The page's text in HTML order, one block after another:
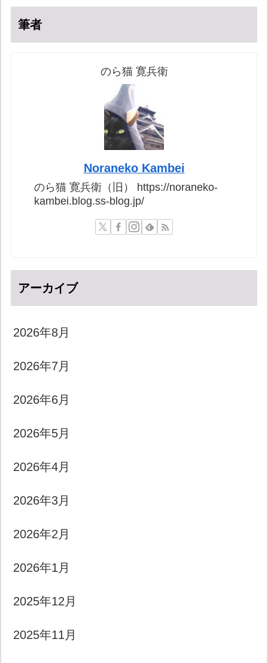
筆者
のら猫 寛兵衛
Noraneko Kambei
のら猫 寛兵衛（旧） https://noraneko-
kambei.blog.ss-blog.jp/
アーカイブ
2026年8月
2026年7月
2026年6月
2026年5月
2026年4月
2026年3月
2026年2月
2026年1月
2025年12月
2025年11月